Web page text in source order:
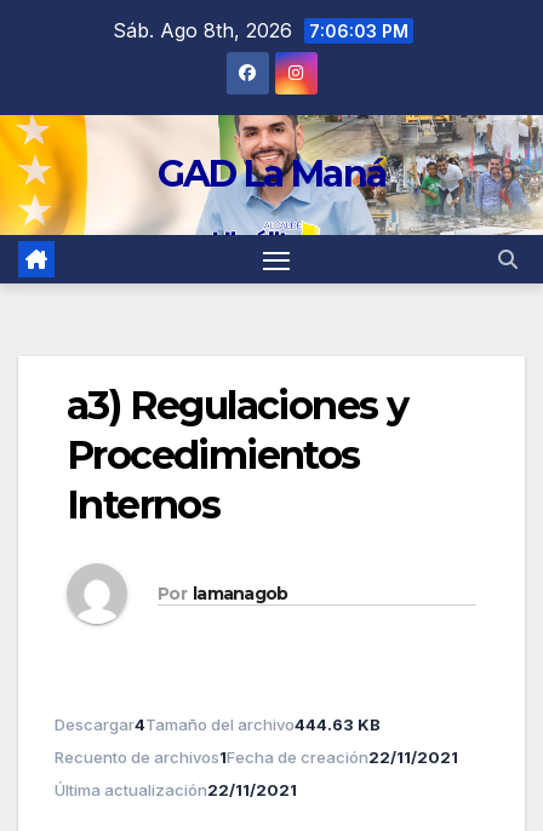
Sáb. Ago 8th, 2026 7:06:03 PM
GAD La Maná
a3) Regulaciones y
Procedimientos
Internos
Por lamanagob
Descargar4Tamaño del archivo444.63 KB
Recuento de archivos1Fecha de creación22/11/2021
Última actualización22/11/2021